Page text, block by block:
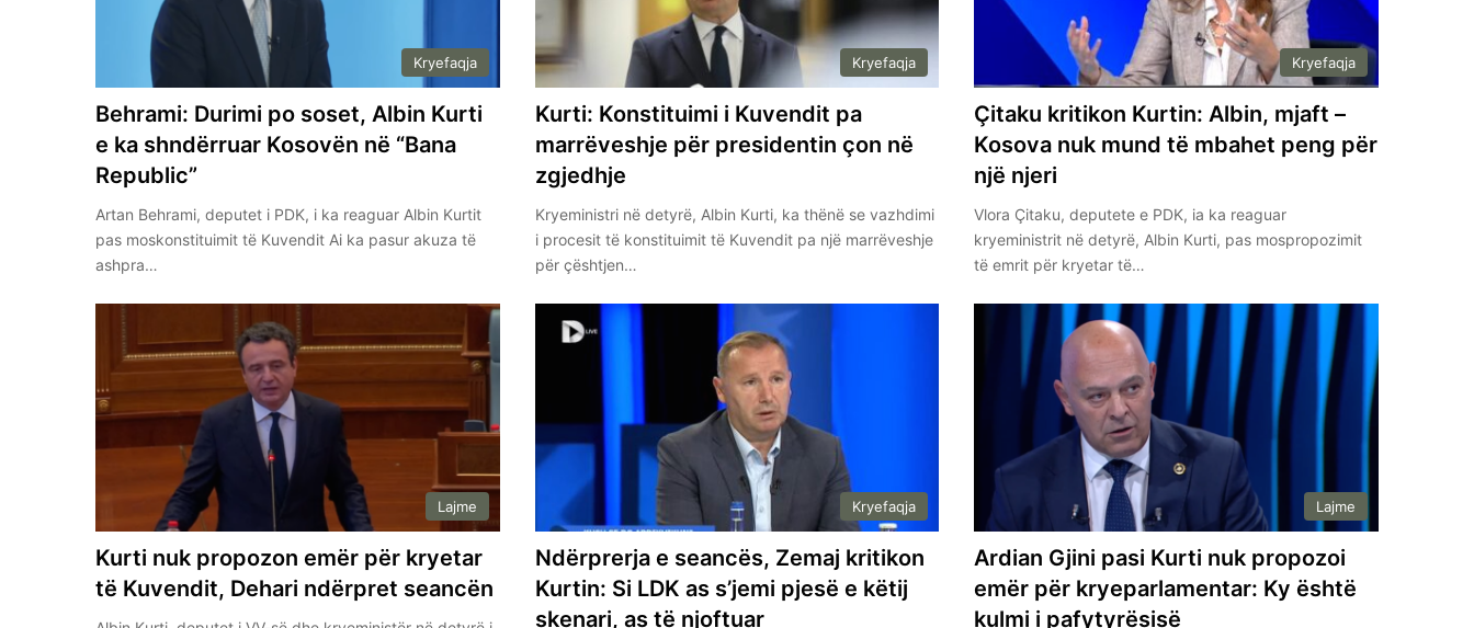
Kryefaqja
Behrami: Durimi po soset, Albin Kurti
e ka shndërruar Kosovën në “Bana
Republic”
Artan Behrami, deputet i PDK, i ka reaguar Albin Kurtit
pas moskonstituimit të Kuvendit Ai ka pasur akuza të
ashpra…
Kryefaqja
Kurti: Konstituimi i Kuvendit pa
marrëveshje për presidentin çon në
zgjedhje
Kryeministri në detyrë, Albin Kurti, ka thënë se vazhdimi
i procesit të konstituimit të Kuvendit pa një marrëveshje
për çështjen…
Kryefaqja
Çitaku kritikon Kurtin: Albin, mjaft –
Kosova nuk mund të mbahet peng për
një njeri
Vlora Çitaku, deputete e PDK, ia ka reaguar
kryeministrit në detyrë, Albin Kurti, pas mospropozimit
të emrit për kryetar të…
Lajme
Kurti nuk propozon emër për kryetar
të Kuvendit, Dehari ndërpret seancën
Kryefaqja
Ndërprerja e seancës, Zemaj kritikon
Kurtin: Si LDK as s’jemi pjesë e këtij
skenari, as të njoftuar
Lajme
Ardian Gjini pasi Kurti nuk propozoi
emër për kryeparlamentar: Ky është
kulmi i pafytyrësisë